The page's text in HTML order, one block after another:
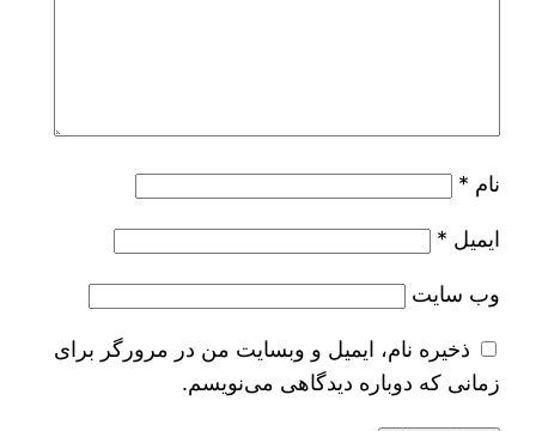
نام *
ایمیل *
وب‌ سایت
ذخیره نام، ایمیل و وبسایت من در مرورگر برای
زمانی که دوباره دیدگاهی می‌نویسم.